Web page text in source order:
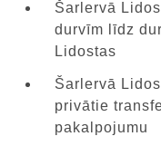
Šarlervā
durvīm līdz
Lidostas
Šarlervā
privātie
pakalpojumu